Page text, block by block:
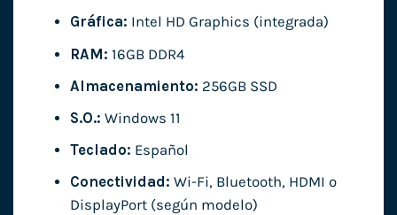
Gráfica: Intel HD Graphics (integrada)
RAM: 16GB DDR4
Almacenamiento: 256GB SSD
S.O.: Windows 11
Teclado: Español
Conectividad: Wi-Fi, Bluetooth, HDMI o
DisplayPort (según modelo)